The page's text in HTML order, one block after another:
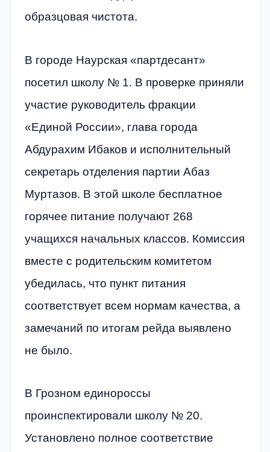
образцовая чистота.
В городе Наурская «партдесант»
посетил школу № 1. В проверке приняли
участие руководитель фракции
«Единой России», глава города
Абдурахим Ибаков и исполнительный
секретарь отделения партии Абаз
Муртазов. В этой школе бесплатное
горячее питание получают 268
учащихся начальных классов. Комиссия
вместе с родительским комитетом
убедилась, что пункт питания
соответствует всем нормам качества, а
замечаний по итогам рейда выявлено
не было.
В Грозном единороссы
проинспектировали школу № 20.
Установлено полное соответствие